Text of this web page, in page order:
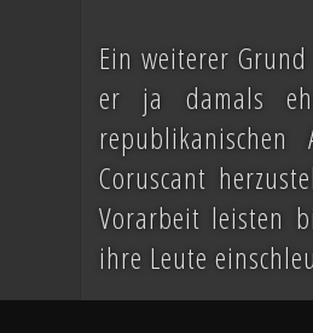
Ein weiterer
er ja damals eh
Coruscant
Vorarbeit leisten
ihre Leute